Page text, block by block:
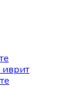
иврит